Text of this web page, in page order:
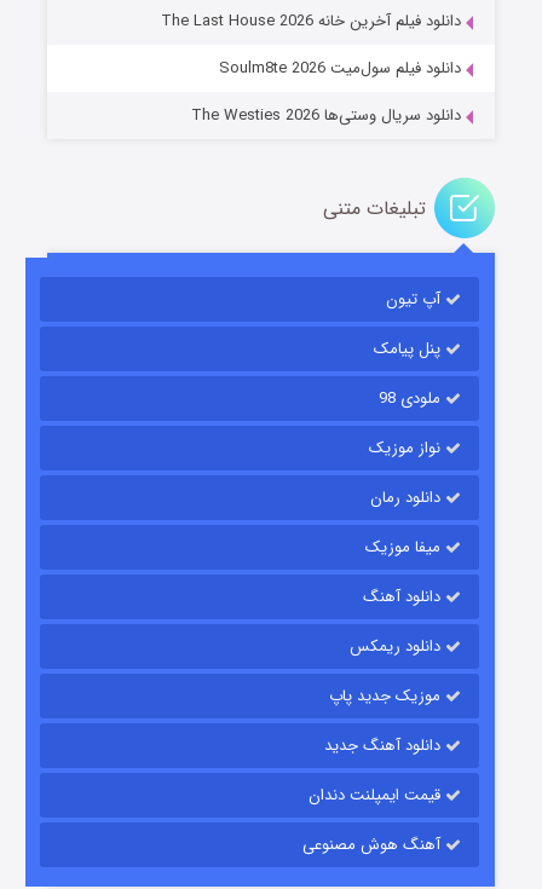
مردگان متحرک: شهر مرده ۳
قسمت
شوگر فصل ۲
دانلود فیلم آخرین خانه The Last House 2026
دانلود فیلم سول‌میت Soulm8te 2026
دانلود سریال وستی‌ها The Westies 2026
تبلیغات متنی
آپ تیون
پنل پیامک
ملودی 98
نواز موزیک
دانلود رمان
میفا موزیک
دانلود آهنگ
دانلود ریمکس
موزیک جدید پاپ
دانلود آهنگ جدید
قیمت ایمپلنت دندان
آهنگ هوش مصنوعی